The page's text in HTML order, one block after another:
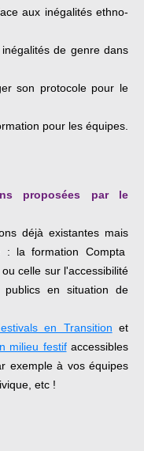
aux inégalités ethno-
de genre dans
son protocole pour le
pour les équipes.
proposées par le
déjà existantes mais
la formation Compta
celle sur l'accessibilité
en situation de
en Transition et
milieu festifaccessibles
exemple à vos équipes
etc !